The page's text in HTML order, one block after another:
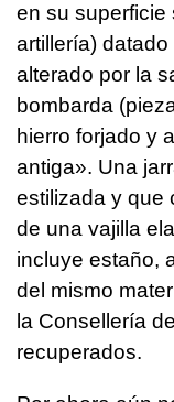
en su superficie
artillería)
alterado por la
bombarda
hierro forjado y
antiga». Una
estilizada y que
de una vajilla
incluye estaño,
del mismo
la Consellería
recuperados.